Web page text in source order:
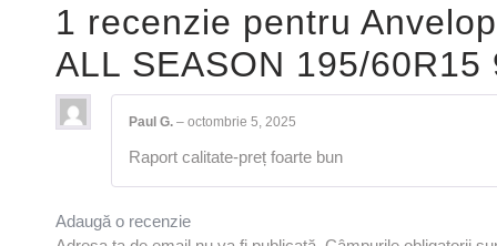
1 recenzie pentru
ALL SEASON 195/60R15
Paul G. – octombrie 5, 2025
Raport calitate-preț foarte bun
Adaugă o recenzie